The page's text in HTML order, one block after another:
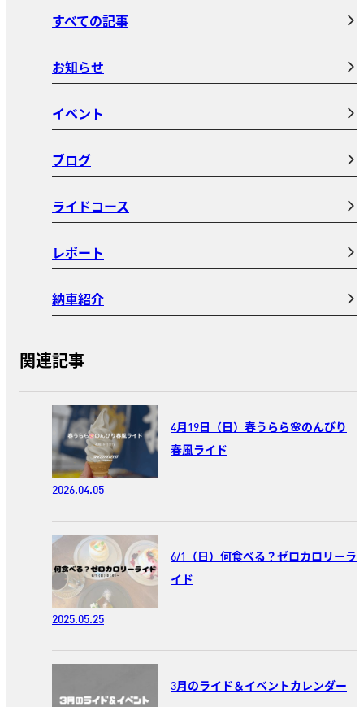
すべての記事
お知らせ
イベント
ブログ
ライドコース
レポート
納車紹介
関連記事
4月19日（日）春うらら🌸のんびり
春風ライド
2026.04.05
6/1（日）何食べる？ゼロカロリーラ
イド
2025.05.25
3月のライド＆イベントカレンダー